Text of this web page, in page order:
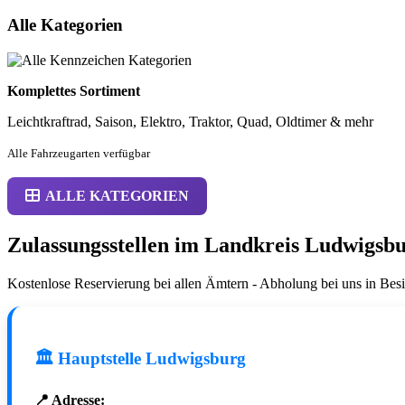
Alle Kategorien
Komplettes Sortiment
Leichtkraftrad, Saison, Elektro, Traktor, Quad, Oldtimer & mehr
Alle Fahrzeugarten verfügbar
ALLE KATEGORIEN
Zulassungsstellen im Landkreis
Kostenlose Reservierung bei allen Ämtern - Abholung bei uns in
🏛️ Hauptstelle Ludwigsburg
📍 Adresse: